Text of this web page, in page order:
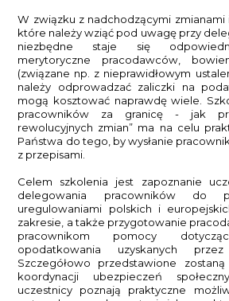
W związku z nadchodzącymi
które należy wziąć pod uwagę przy
niezbędne staje się
merytoryczne pracodawców,
(związane np. z nieprawidłowym
należy odprowadzać zaliczki na
mogą kosztować naprawdę wiele.
pracowników za granicę - jak
rewolucyjnych zmian” ma na celu
Państwa do tego, by wysłanie
z przepisami.
Celem szkolenia jest zapoznanie
delegowania pracowników do
uregulowaniami polskich i
zakresie, a także przygotowanie
pracownikom pomocy
opodatkowania uzyskanych
Szczegółowo przedstawione
koordynacji ubezpieczeń
uczestnicy poznają praktyczne